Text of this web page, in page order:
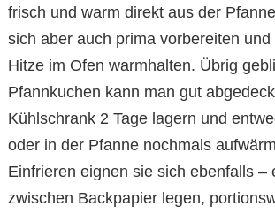
frisch und warm direkt aus der
sich aber auch prima vorbereiten
Hitze im Ofen warmhalten. Übrig
Pfannkuchen kann man gut
Kühlschrank 2 Tage lagern und
oder in der Pfanne nochmals
Einfrieren eignen sie sich ebenfalls –
zwischen Backpapier legen,